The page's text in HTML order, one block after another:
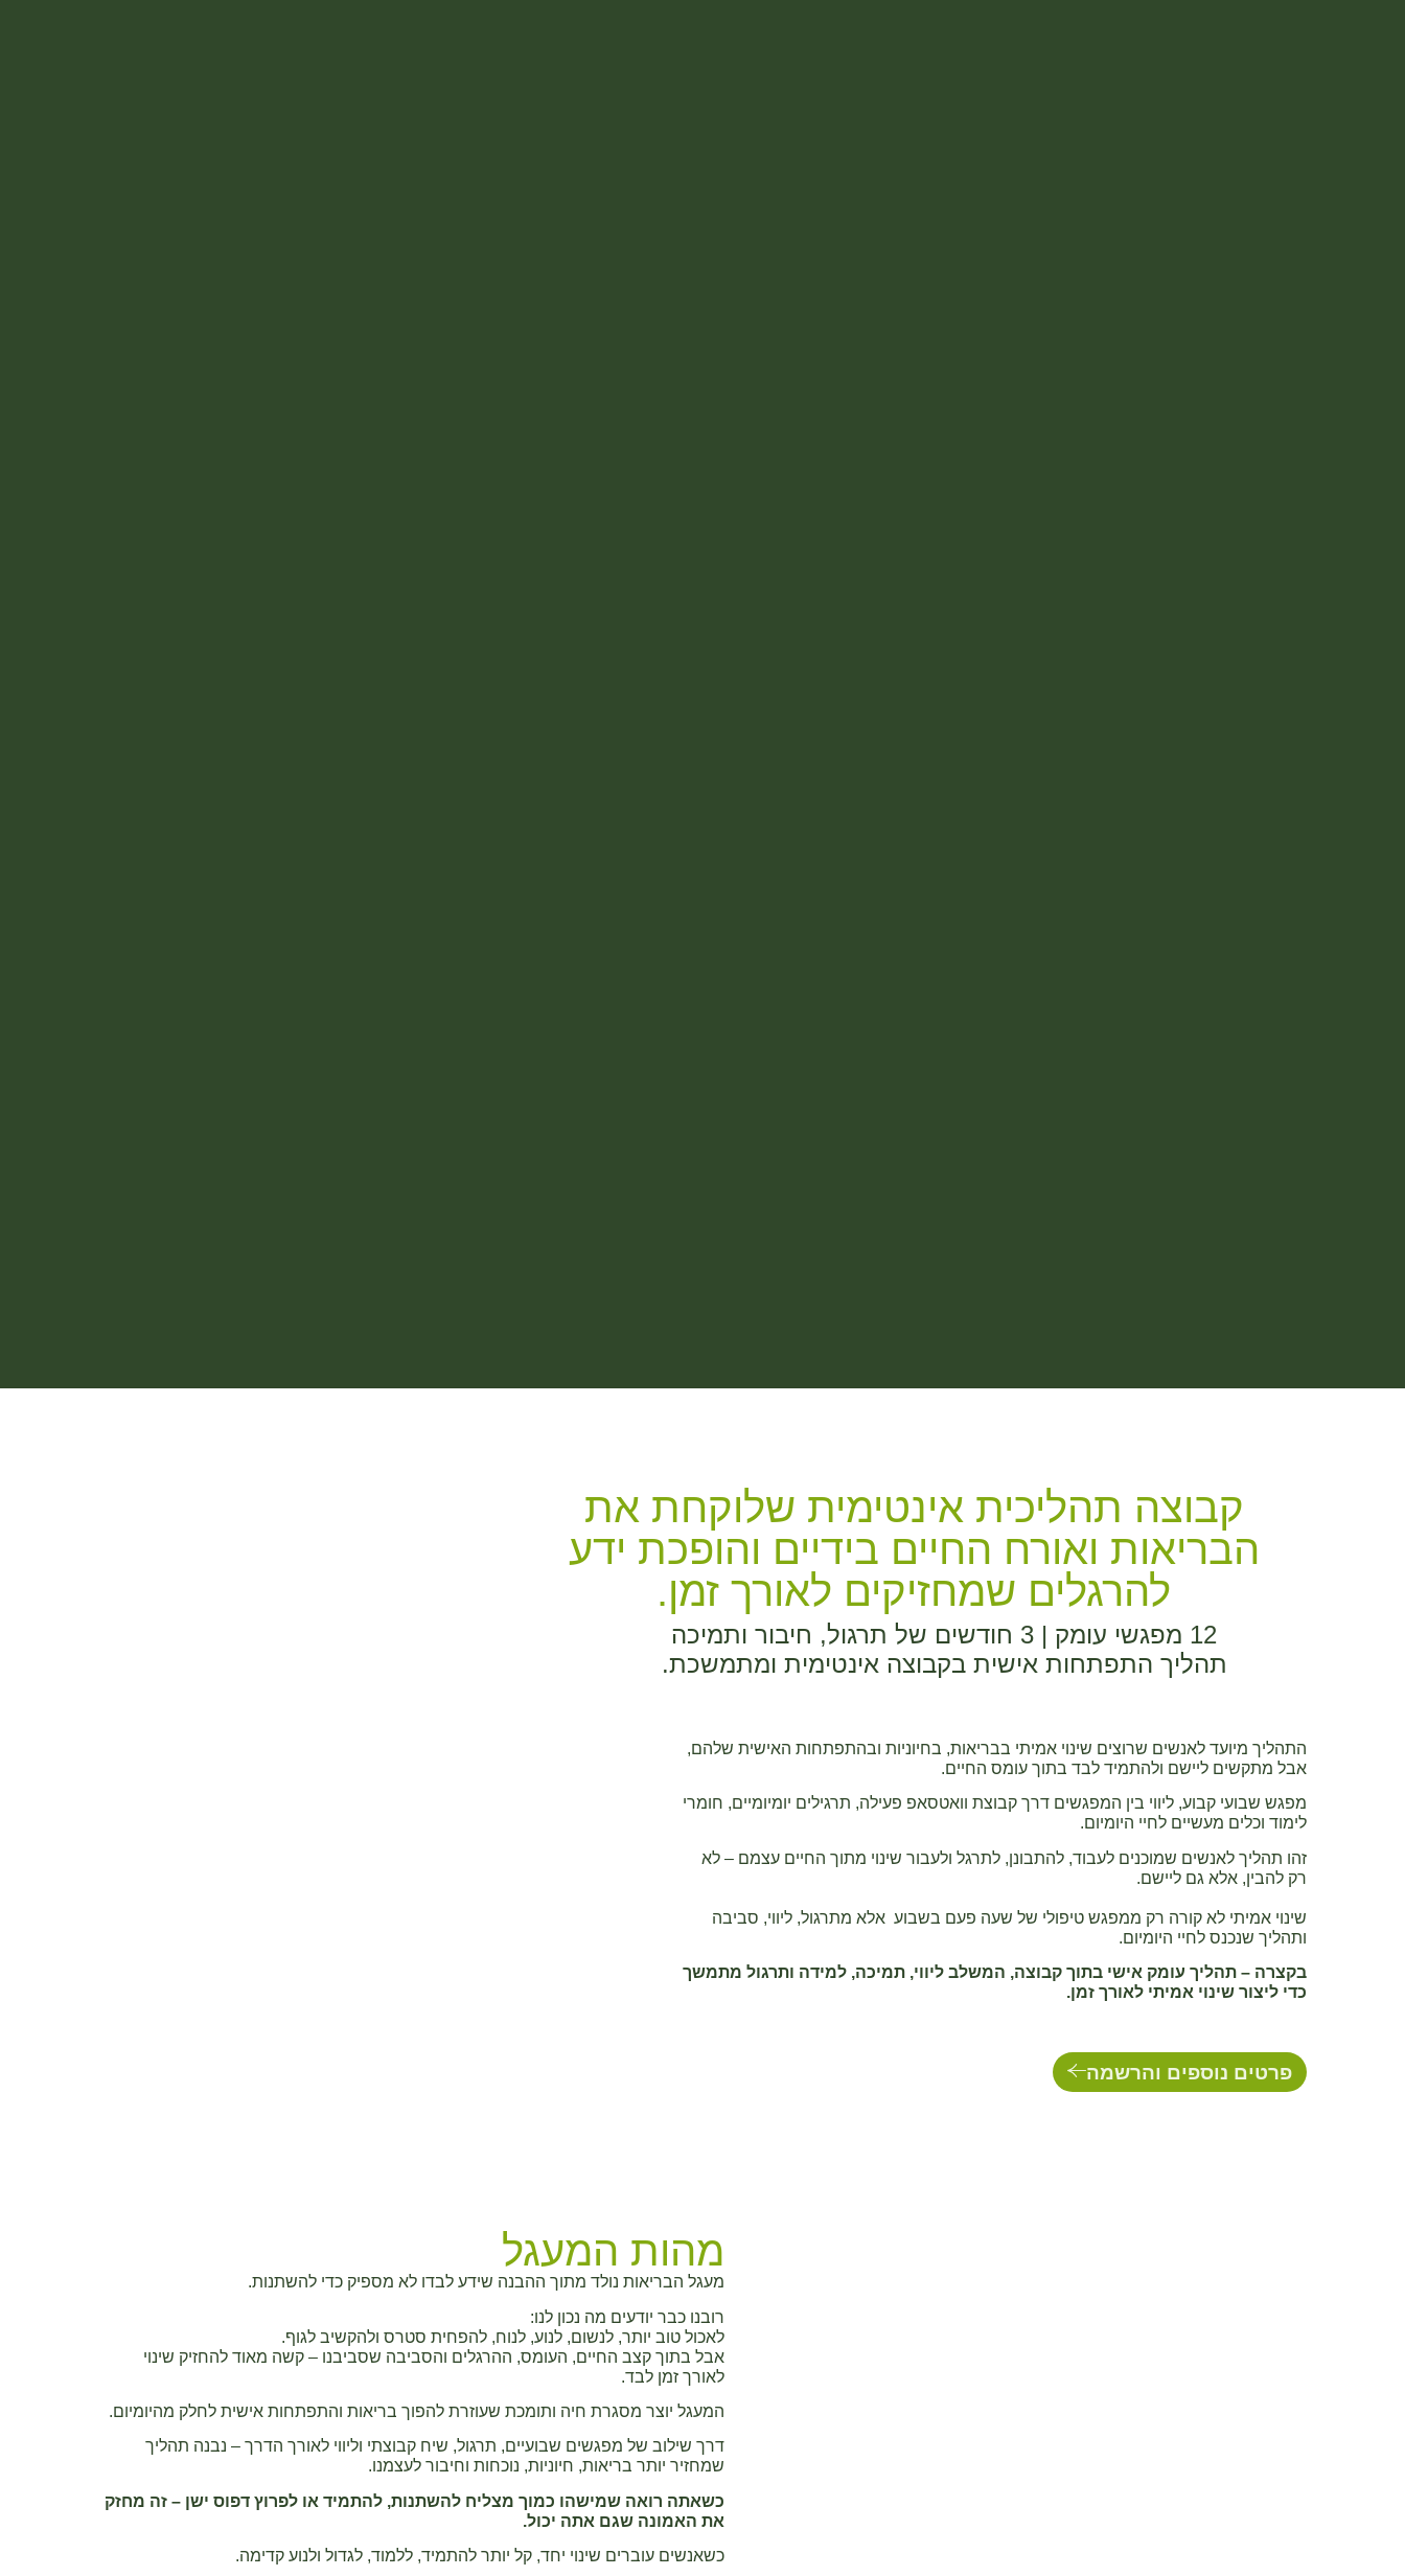
קבוצה תהליכית אינטימית שלוקחת את
הבריאות ואורח החיים בידיים והופכת ידע
להרגלים שמחזיקים לאורך זמן.
12 מפגשי עומק | 3 חודשים של תרגול, חיבור ותמיכה
תהליך התפתחות אישית בקבוצה אינטימית ומתמשכת.
התהליך מיועד לאנשים שרוצים שינוי אמיתי בבריאות, בחיוניות ובהתפתחות האישית שלהם,
אבל מתקשים ליישם ולהתמיד לבד בתוך עומס החיים.
מפגש שבועי קבוע, ליווי בין המפגשים דרך קבוצת וואטסאפ פעילה, תרגילים יומיומיים, חומרי
לימוד וכלים מעשיים לחיי היומיום.
זהו תהליך לאנשים שמוכנים לעבוד, להתבונן, לתרגל ולעבור שינוי מתוך החיים עצמם – לא
רק להבין, אלא גם ליישם.
שינוי אמיתי לא קורה רק ממפגש טיפולי של שעה פעם בשבוע אלא מתרגול, ליווי, סביבה
ותהליך שנכנס לחיי היומיום.
בקצרה – תהליך עומק אישי בתוך קבוצה, המשלב ליווי, תמיכה, למידה ותרגול מתמשך
כדי ליצור שינוי אמיתי לאורך זמן.
פרטים נוספים והרשמה
מהות המעגל
מעגל הבריאות נולד מתוך ההבנה שידע לבדו לא מספיק כדי להשתנות.
רובנו כבר יודעים מה נכון לנו:
לאכול טוב יותר, לנשום, לנוע, לנוח, להפחית סטרס ולהקשיב לגוף.
אבל בתוך קצב החיים, העומס, ההרגלים והסביבה שסביבנו – קשה מאוד להחזיק שינוי
לאורך זמן לבד.
המעגל יוצר מסגרת חיה ותומכת שעוזרת להפוך בריאות והתפתחות אישית לחלק מהיומיום.
דרך שילוב של מפגשים שבועיים, תרגול, שיח קבוצתי וליווי לאורך הדרך – נבנה תהליך
שמחזיר יותר בריאות, חיוניות, נוכחות וחיבור לעצמנו.
כשאתה רואה שמישהו כמוך מצליח להשתנות, להתמיד או לפרוץ דפוס ישן – זה מחזק
את האמונה שגם אתה יכול.
כשאנשים עוברים שינוי יחד, קל יותר להתמיד, ללמוד, לגדול ולנוע קדימה.